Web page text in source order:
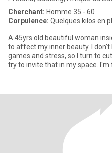
Cherchant: Homme 35 - 60
Corpulence: Quelques kilos en
A 45yrs old beautiful woman
to affect my inner beauty. I
games and stress, so I turn to
try to